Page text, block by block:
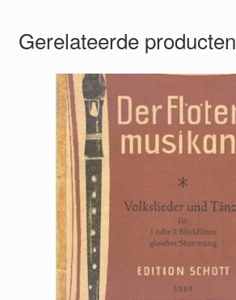
Gerelateerde producten